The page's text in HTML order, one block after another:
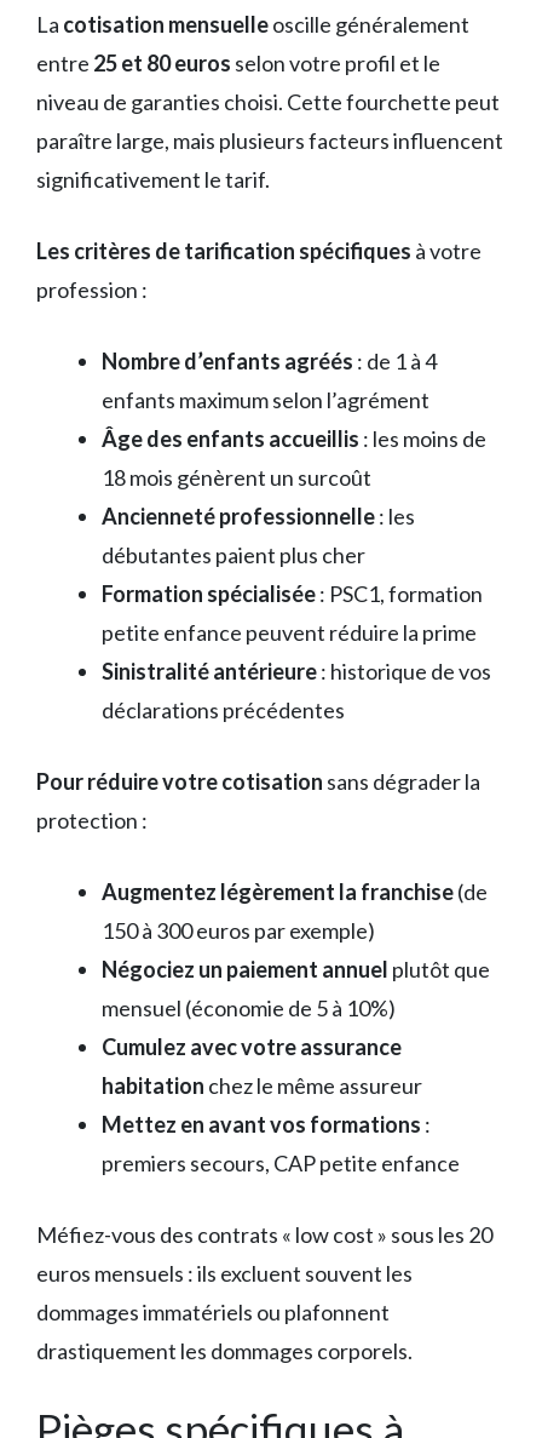
La cotisation mensuelleoscille généralement
entre 25 et 80 euros selon votre profil et le
niveau de garanties choisi. Cette fourchette peut
paraître large, mais plusieurs facteurs influencent
significativement le tarif.
Les critères de tarification spécifiques à votre
profession :
Nombre d’enfants agréés : de 1 à 4
enfants maximum selon l’agrément
Âge des enfants accueillis : les moins de
18 mois génèrent un surcoût
Ancienneté professionnelle: les
débutantes paient plus cher
Formation spécialisée: PSC1, formation
petite enfance peuvent réduire la prime
Sinistralité antérieure: historique de vos
déclarations précédentes
Pour réduire votre cotisation sans dégrader la
protection :
Augmentez légèrement la franchise(de
150 à 300 euros par exemple)
Négociez un paiement annuel plutôt que
mensuel (économie de 5 à 10%)
Cumulez avec votre assurance
habitation chez le même assureur
Mettez en avant vos formations :
premiers secours, CAP petite enfance
Méfiez-vous des contrats « low cost » sous les 20
euros mensuels : ils excluent souvent les
dommages immatériels ou plafonnent
drastiquement les dommages corporels.